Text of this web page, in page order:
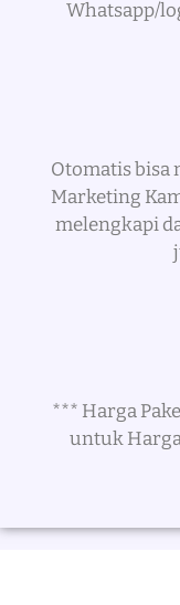
Whatsapp/
Otomatis bisa
Marketing
melengkapi
*** Harga
untuk